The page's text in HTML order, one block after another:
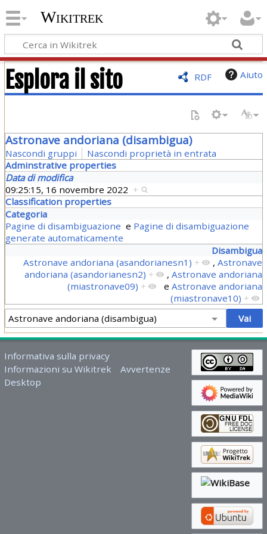
Wikitrek
RDF Aiuto
Esplora il sito
Astronave andoriana (disambigua)
Nascondi gruppi
Nascondi proprietà in entrata
Adminstrative properties
Data di modifica
09:25:15, 16 novembre 2022 +
Classification properties
Categoria
Pagine di disambiguazione e Pagine di disambiguazione
generate automaticamente
Disambigua
Astronave andoriana (asandorianesn1) + ,Astronave
andoriana (asandorianesn2) + ,Astronave andoriana
(miastronave09) + eAstronave andoriana
(miastronave10) +
Informativa sulla privacy
Informazioni su Wikitrek
Avvertenze
Desktop